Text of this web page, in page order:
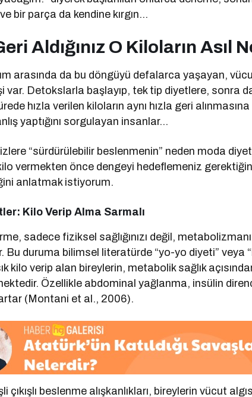
bir parça da kendine kırgın…
Aldığınız O Kiloların Asıl
arasında da bu döngüyü defalarca yaşayan,
var. Detokslarla başlayıp, tek tip diyetlere, sonra
hızla verilen kiloların aynı hızla geri
yaptığını sorgulayan insanlar…
“sürdürülebilir beslenmenin” neden moda
vermekten önce dengeyi hedeflemeniz gerektiğini
anlatmak istiyorum.
Kilo Verip Alma Sarmalı
sadece fiziksel sağlığınızı değil,
Bu duruma bilimsel literatürde “yo-yo diyeti” veya
kilo verip alan bireylerin, metabolik sağlık
Özellikle abdominal yağlanma, insülin
(Montani et al., 2006).
çıkışlı beslenme alışkanlıkları, bireylerin vücut